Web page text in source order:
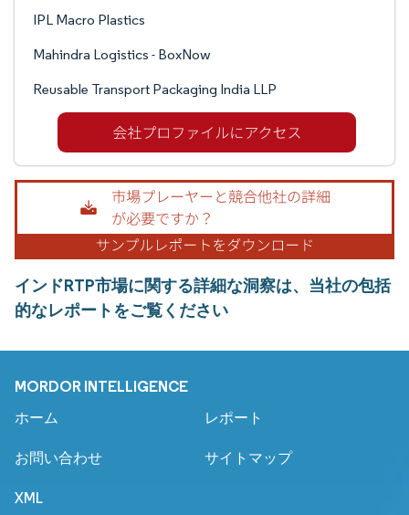
IPL Macro Plastics
Mahindra Logistics - BoxNow
Reusable Transport Packaging India LLP
インドRTP市場に関する詳細な洞察は、当社の包括
的なレポートをご覧ください
MORDOR INTELLIGENCE
ホーム レポート
お問い合わせ サイトマップ
XML